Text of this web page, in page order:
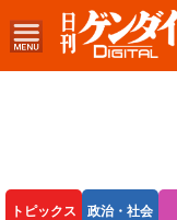
トピックス 政治・社会